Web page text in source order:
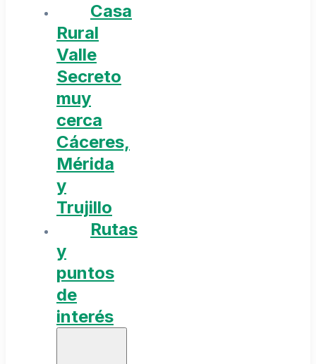
Casa
Rural
Valle
Secreto
muy
cerca
Cáceres,
Mérida
y
Trujillo
Rutas
y
puntos
de
interés